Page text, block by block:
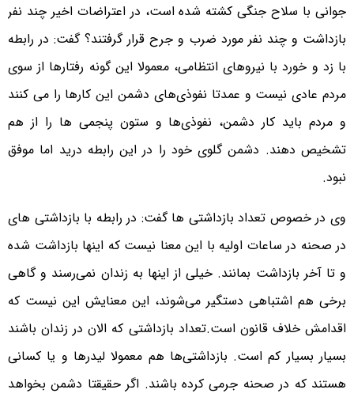
جوانی با سلاح جنگی کشته شده است، در اعتراضات اخیر چند نفر
بازداشت و چند نفر مورد ضرب و جرح قرار گرفتند؟ گفت: در رابطه
با زد و خورد با نیروهای انتظامی، معمولا این گونه رفتارها از سوی
مردم عادی نیست و عمدتا نفوذی‌های دشمن این کارها را می کنند
و مردم باید کار دشمن، نفوذی‌ها و ستون پنجمی ها را از هم
تشخیص دهند. دشمن گلوی خود را در این رابطه درید اما موفق
نبود.
وی در خصوص تعداد بازداشتی ها گفت: در رابطه با بازداشتی های
در صحنه در ساعات اولیه با این معنا نیست که اینها بازداشت شده
و تا آخر بازداشت بمانند. خیلی از اینها به زندان نمی‌رسند و گاهی
برخی هم اشتباهی دستگیر می‌شوند، این معنایش این نیست که
اقدامش خلاف قانون است.تعداد بازداشتی که الان در زندان باشند
بسیار بسیار کم است. بازداشتی‌ها هم معمولا لیدرها و یا کسانی
هستند که در صحنه جرمی کرده باشند. اگر حقیقتا دشمن بخواهد